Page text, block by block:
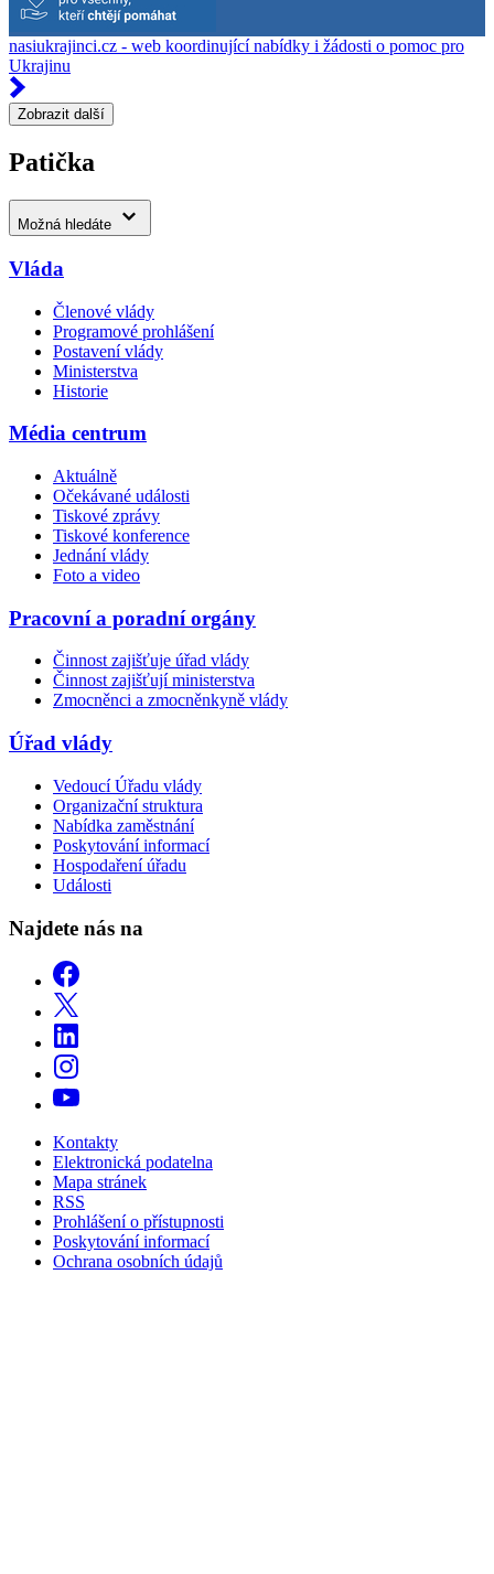
nasiukrajinci.cz - web koordinující nabídky i žádosti o pomoc pro
Ukrajinu
Zobrazit další
Patička
Možná hledáte
Vláda
Členové vlády
Programové prohlášení
Postavení vlády
Ministerstva
Historie
Média centrum
Aktuálně
Očekávané události
Tiskové zprávy
Tiskové konference
Jednání vlády
Foto a video
Pracovní a poradní orgány
Činnost zajišťuje úřad vlády
Činnost zajišťují ministerstva
Zmocněnci a zmocněnkyně vlády
Úřad vlády
Vedoucí Úřadu vlády
Organizační struktura
Nabídka zaměstnání
Poskytování informací
Hospodaření úřadu
Události
Najdete nás na
Kontakty
Elektronická podatelna
Mapa stránek
RSS
Prohlášení o přístupnosti
Poskytování informací
Ochrana osobních údajů